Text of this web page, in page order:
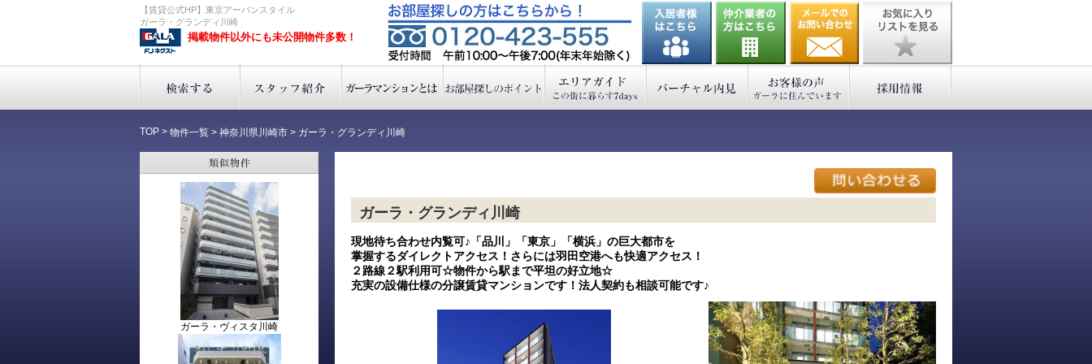
【賃貸公式HP】東京アーバンスタイル
ガーラ・グランディ川崎
掲載物件以外にも未公開物件多数！
TOP > 物件一覧 > 神奈川県川崎市 > ガーラ・グランディ川崎
ガーラ・ヴィスタ川崎
ガーラ・グランディ川崎
現地待ち合わせ内覧可♪「品川」「東京」「横浜」の巨大都市を
掌握するダイレクトアクセス！さらには羽田空港へも快適アクセス！
２路線２駅利用可☆物件から駅まで平坦の好立地☆
充実の設備仕様の分譲賃貸マンションです！法人契約も相談可能です♪